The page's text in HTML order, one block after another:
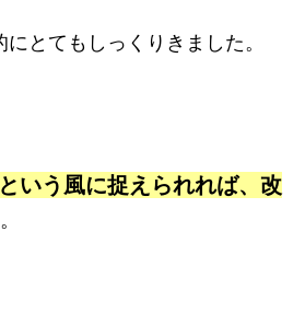
とてもしっくりきました。
という風に捉えられれば、改